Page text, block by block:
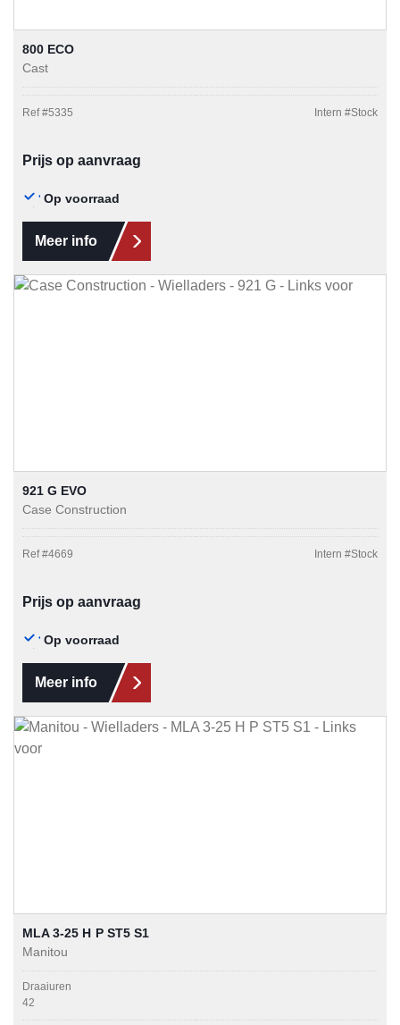
800 ECO
Cast
Ref #5335 Intern #Stock
Prijs op aanvraag
Op voorraad
Meer info
921 G EVO
Case Construction
Ref #4669 Intern #Stock
Prijs op aanvraag
Op voorraad
Meer info
MLA 3-25 H P ST5 S1
Manitou
Draaiuren
42